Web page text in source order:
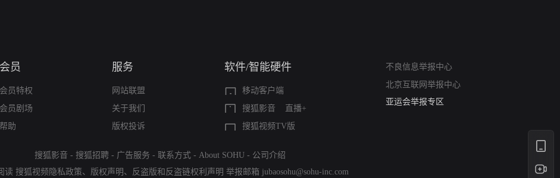
会员
会员特权
会员剧场
帮助
服务
网站联盟
关于我们
版权投诉
软件/智能硬件
移动客户端
搜狐影音
直播+
搜狐视频TV版
不良信息举报中心
北京互联网举报中心
亚运会举报专区
涉历史虚无举报
搜狐影音 - 搜狐招聘 - 广告服务 - 联系方式 - About SOHU - 公司介绍
读 搜狐视频隐私政策、 版权声明 、 反盗版和反盗链权利声明 举报邮箱 jubaosohu@sohu-inc.com